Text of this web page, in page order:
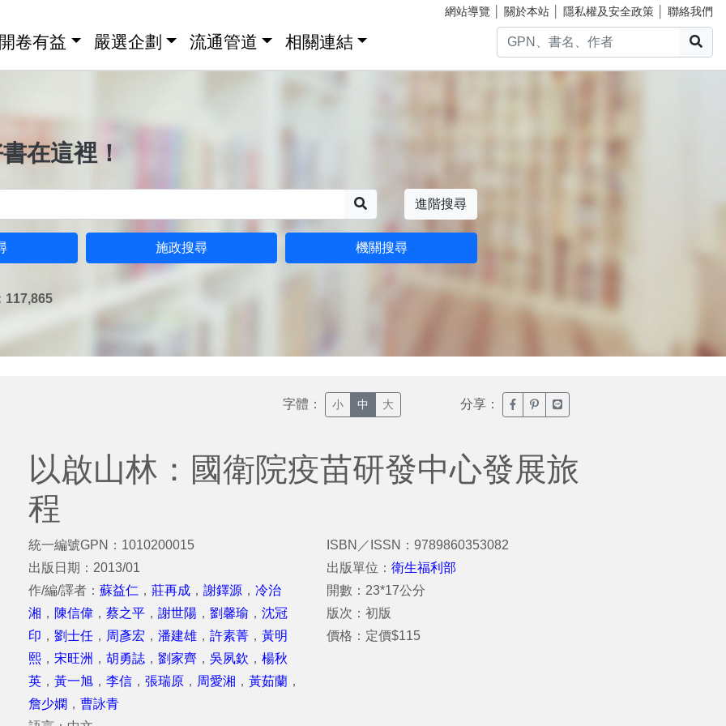
網站導覽 關於本站 隱私權及安全政策 聯絡我們
卷有益 嚴選企劃 流通管道 相關連結
在這裡！
進階搜尋
施政搜尋 機關搜尋
117,865
字體： 小 中 大 分享： 臉書分享(另開新視窗)
噗浪分享(另開新視窗)
Line分享(另開新視窗)
以啟山林：國衛院疫苗研發中心發展旅
程
統一編號GPN：1010200015
出版日期：2013/01
作/編/譯者： 蘇益仁 ， 莊再成 ， 謝鐸源 ， 冷治
湘 ， 陳信偉 ， 蔡之平 ， 謝世陽 ， 劉馨瑜 ， 沈冠
印 ， 劉士任 ， 周彥宏 ， 潘建雄 ， 許素菁 ， 黃明
熙 ， 宋旺洲 ， 胡勇誌 ， 劉家齊 ， 吳夙欽 ， 楊秋
英 ， 黃一旭 ， 李信 ， 張瑞原 ， 周愛湘 ， 黃茹蘭 ，
詹少嫻 ， 曹詠青
ISBN／ISSN：9789860353082
出版單位：衛生福利部
開數：23*17公分
版次：初版
價格：定價$115